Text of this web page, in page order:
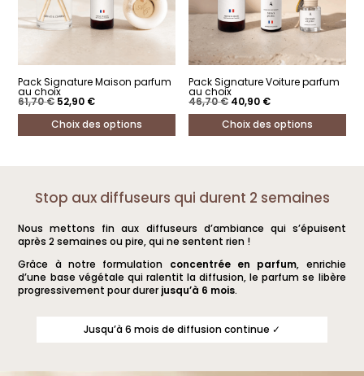
Pack Signature Maison parfum
au choix
61,70€ Le
prix
initial
était :
61,70 €.
52,90 €Le
actuel
est :
52,90 €.
Choix des options
plusieurs
variations.
Les
options
peuvent
Pack Signature Voiture parfum
au choix
46,70€ Le
prix
initial
était :
46,70 €.
40,90 €Le
actuel
est :
40,90 €.
Choix des options
variations.
options
peuvent
choisies
Stop aux diffuseurs qui durent 2 semaines
Nous mettons fin aux diffuseurs d’ambiance qui s’épuisent
après 2 semaines ou pire, qui ne sentent rien !
Grâce à notre formulation concentrée en parfum, enrichie
d’une base végétale qui ralentit la diffusion, le parfum se libère
progressivement pour durer jusqu’à 6 mois.
Jusqu’à 6 mois de diffusion continue ✓